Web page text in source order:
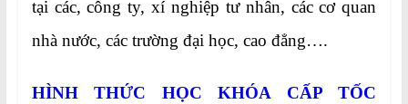
tại các, công ty, xí nghiệp tư nhân, các cơ quan
nhà nước, các trường đại học, cao đẳng….
HÌNH THỨC HỌC KHÓA CẤP TỐC